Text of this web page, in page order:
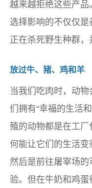
越来越拒绝这些产
选择影响的不仅仅
正在杀死野生种群，
放过牛、猪、鸡和羊
当我们吃肉时，动
们拥有“幸福的生活
殖的动物都是在工
何能让它们的生活变
然后是前往屠宰场
验。但在牛奶和鸡